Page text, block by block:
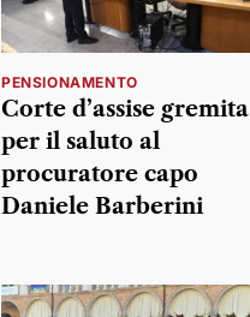
PENSIONAMENTO
Corte d’assise gremita
per il saluto al
procuratore capo
Daniele Barberini